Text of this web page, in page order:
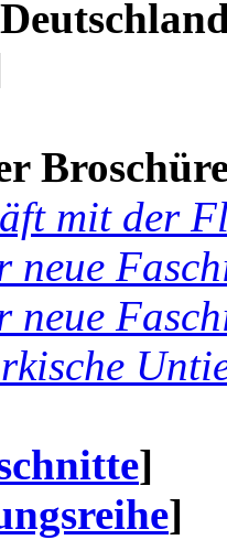
mit der
neue
neue
]
]